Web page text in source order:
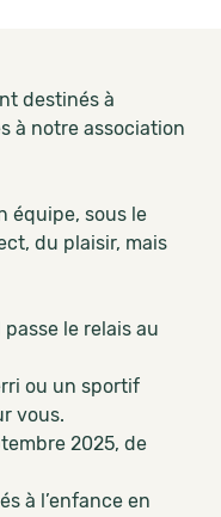
destinés à
à notre association
équipe, sous le
du plaisir, mais
le relais au
ou un sportif
vous.
2025, de
à l’enfance en